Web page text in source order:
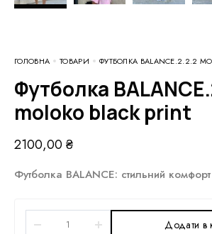
ГОЛОВНА ТОВАРИ ФУТБОЛКА BALANCE.2.2.2
Футболка BALANCE.2.2.2
moloko black print
2100,00₴
Футболка BALANCE: стильний
Додати в